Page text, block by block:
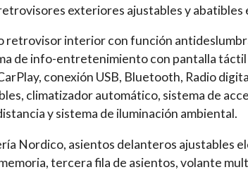
exteriores ajustables y
retrovisor interior con función
de info-entretenimiento con pantalla táctil
conexión USB, Bluetooth, Radio
climatizador automático, sistema de
y sistema de iluminación ambiental.
Nordico, asientos delanteros ajustables
tercera fila de asientos, volante